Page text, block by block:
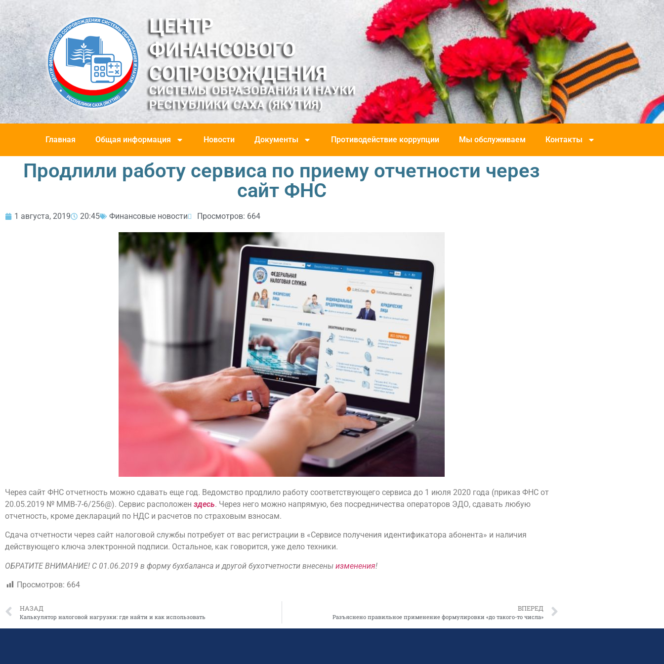
Главная Общая информация Новости Документы Противодействие коррупции Мы обслуживаем Контакты
Продлили работу сервиса по приему отчетности через
сайт ФНС
1 августа, 2019 20:45 Финансовые новости Просмотров: 664
Через сайт ФНС отчетность можно сдавать еще год. Ведомство продлило работу соответствующего сервиса до 1 июля 2020 года (приказ ФНС от
20.05.2019 № ММВ-7-6/256@). Сервис расположен здесь. Через него можно напрямую, без посредничества операторов ЭДО, сдавать любую
отчетность, кроме деклараций по НДС и расчетов по страховым взносам.
Сдача отчетности через сайт налоговой службы потребует от вас регистрации в «Сервисе получения идентификатора абонента» и наличия
действующего ключа электронной подписи. Остальное, как говорится, уже дело техники.
ОБРАТИТЕ ВНИМАНИЕ! С 01.06.2019 в форму бухбаланса и другой бухотчетности внесены изменения!
Просмотров: 664
НАЗАД
Калькулятор налоговой нагрузки: где найти и как использовать
ВПЕРЕД
Разъяснено правильное применение формулировки «до такого-то числа»